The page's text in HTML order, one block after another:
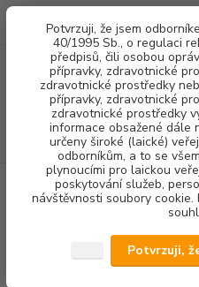
Potvrzuji, že jsem
40/1995 Sb., o regulaci
předpisů, čili osobou
přípravky, zdravotnické
zdravotnické prostředky
přípravky, zdravotnické
zdravotnické prostředky
informace obsažené dále
určeny široké (laické)
odborníkům, a to se
plynoucími pro laickou
poskytování služeb,
návštěvnosti soubory
Potvrzuji,
CZK
(Po-Pá, 8-16 hod.)
STERILIZACE INFUZNÍ
NSK infuzní set